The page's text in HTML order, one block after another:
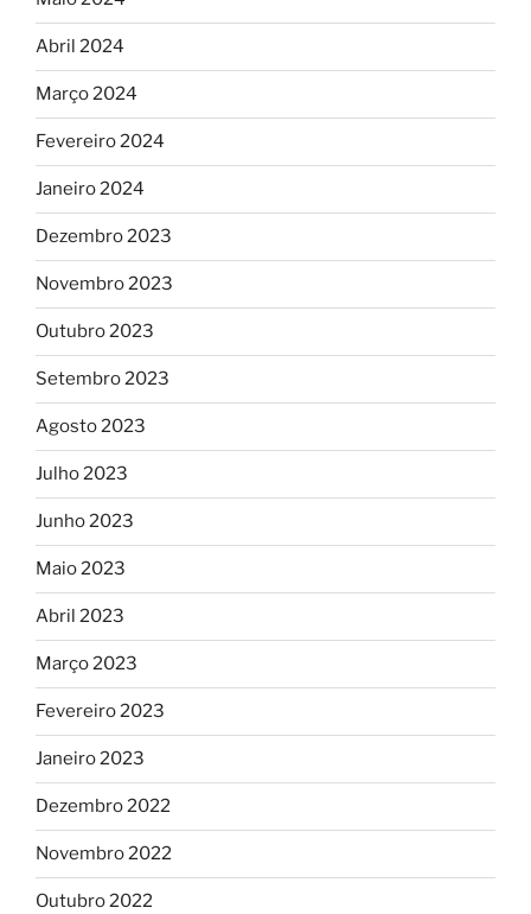
Abril 2024
Março 2024
Fevereiro 2024
Janeiro 2024
Dezembro 2023
Novembro 2023
Outubro 2023
Setembro 2023
Agosto 2023
Julho 2023
Junho 2023
Maio 2023
Abril 2023
Março 2023
Fevereiro 2023
Janeiro 2023
Dezembro 2022
Novembro 2022
Outubro 2022